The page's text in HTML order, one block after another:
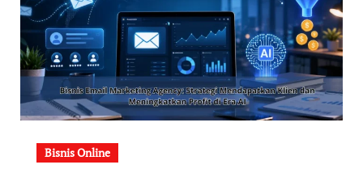
Bisnis Online